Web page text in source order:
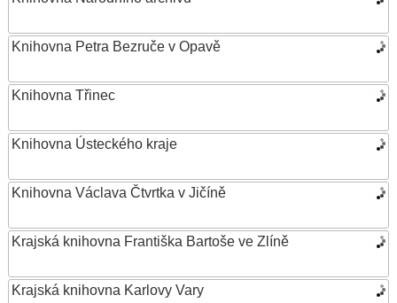
Knihovna Petra Bezruče v Opavě
Knihovna Třinec
Knihovna Ústeckého kraje
Knihovna Václava Čtvrtka v Jičíně
Krajská knihovna Františka Bartoše ve Zlíně
Krajská knihovna Karlovy Vary